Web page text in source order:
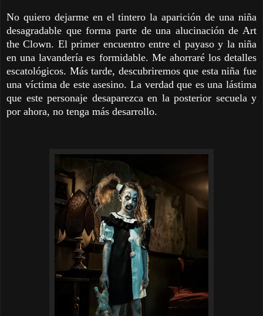
No quiero dejarme en el tintero la aparición de una niña
desagradable que forma parte de una alucinación de Art
the Clown. El primer encuentro entre el payaso y la niña
en una lavandería es formidable. Me ahorraré los detalles
escatológicos. Más tarde, descubriremos que esta niña fue
una víctima de este asesino. La verdad que es una lástima
que este personaje desaparezca en la posterior secuela y
por ahora, no tenga más desarrollo.